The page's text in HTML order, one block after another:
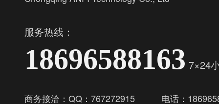
服务热线：
18696588163 7×24
商务接洽：QQ：767272915 电话：